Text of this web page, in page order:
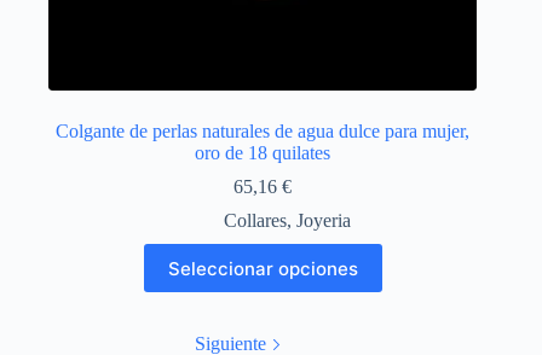
Colgante de perlas naturales de agua dulce para mujer,
oro de 18 quilates
65,16€
Collares, Joyeria
Seleccionar opciones
producto
tiene
variantes.
Siguiente